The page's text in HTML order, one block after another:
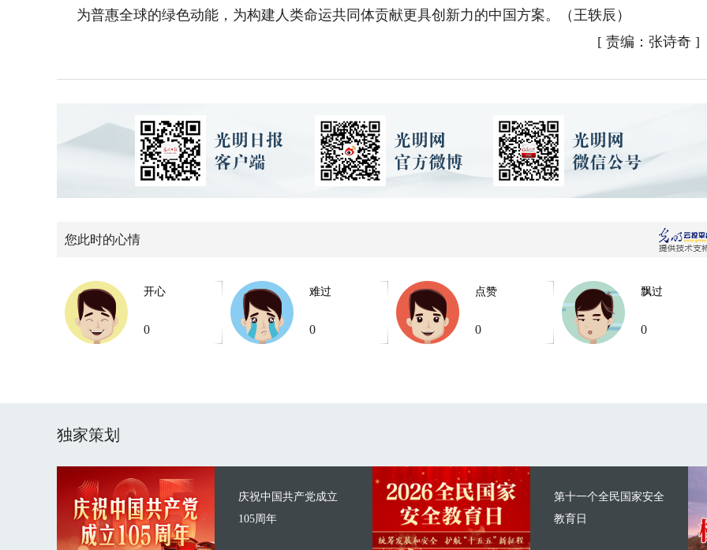
为普惠全球的绿色动能，为构建人类命运共同体贡献更具创新力的中国方案。（王轶辰）
[ 责编：张诗奇 ]
您此时的心情
开心
0
难过
0
点赞
0
飘过
0
独家策划
庆祝中国共产党成立
105周年
第十一个全民国家安全
教育日